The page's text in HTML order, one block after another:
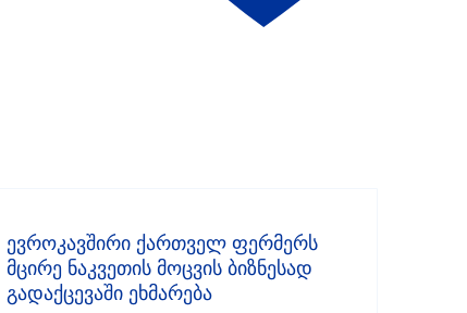
ევროკავშირი ქართველ ფერმერს
მცირე ნაკვეთის მოცვის ბიზნესად
გადაქცევაში ეხმარება